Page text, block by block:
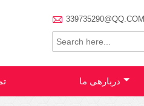
 339735290@QQ.COM
دربارهی ما